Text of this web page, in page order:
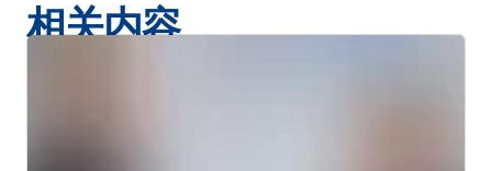
相关内容